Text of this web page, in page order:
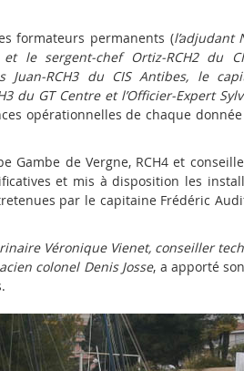
formateurs permanents (l’adjudant
le sergent-chef Ortiz-RCH2 du
Juan-RCH3 du CIS Antibes, le
du GT Centre et l’Officier-Expert
opérationnelles de chaque
Gambe de Vergne, RCH4 et
et mis à disposition les
par le capitaine Frédéric
Véronique Vienet, conseiller
colonel Denis Josse, a apporté